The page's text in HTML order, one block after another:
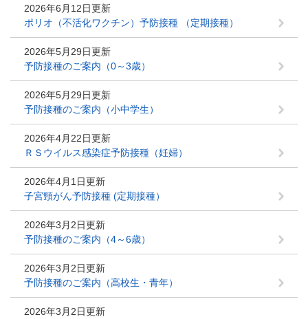
2026年6月12日更新
ポリオ（不活化ワクチン）予防接種 （定期接種）
2026年5月29日更新
予防接種のご案内（0～3歳）
2026年5月29日更新
予防接種のご案内（小中学生）
2026年4月22日更新
ＲＳウイルス感染症予防接種（妊婦）
2026年4月1日更新
子宮頸がん予防接種 (定期接種）
2026年3月2日更新
予防接種のご案内（4～6歳）
2026年3月2日更新
予防接種のご案内（高校生・青年）
2026年3月2日更新